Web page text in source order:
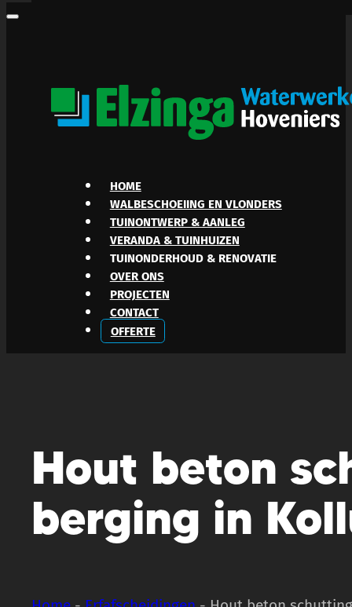
HOME
WALBESCHOEIING EN VLONDERS
TUINONTWERP & AANLEG
VERANDA & TUINHUIZEN
TUINONDERHOUD & RENOVATIE
OVER ONS
PROJECTEN
CONTACT
OFFERTE
Hout beton
berging in